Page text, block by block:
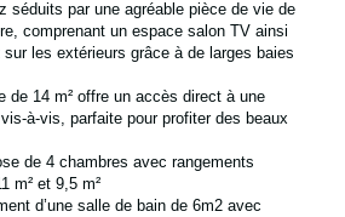
séduits par une agréable pièce de vie de
comprenant un espace salon TV ainsi
sur les extérieurs grâce à de larges baies
de 14 m² offre un accès direct à une
à-vis, parfaite pour profiter des beaux
de 4 chambres avec rangements
m² et 9,5 m²
d’une salle de bain de 6m2 avec